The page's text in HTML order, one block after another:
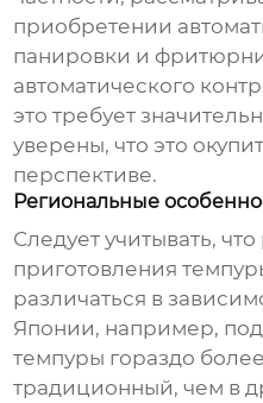
приобретении
панировки и
автоматического
это требует
уверены, что это
перспективе.
Региональные
Следует учитывать,
приготовления
различаться в
Японии, например,
темпуры гораздо
традиционный, чем в